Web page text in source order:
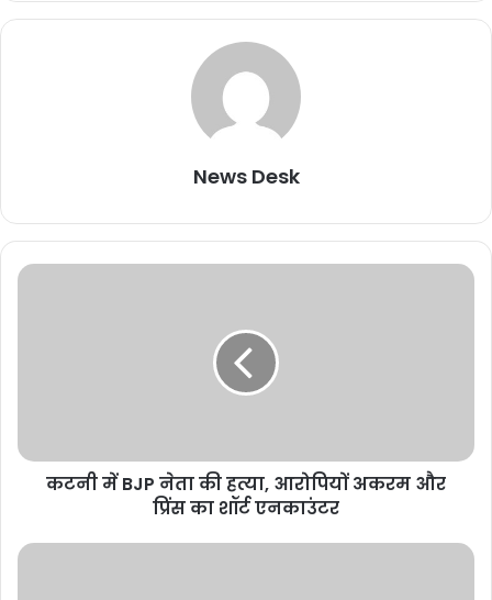
News Desk
कटनी में BJP नेता की हत्या, आरोपियों अकरम और
प्रिंस का शॉर्ट एनकाउंटर